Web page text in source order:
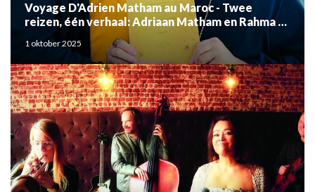
Voyage D'Adrien Matham au Maroc - Twee
reizen, één verhaal: Adriaan Matham en Rahma el
Mouden
1 oktober 2025